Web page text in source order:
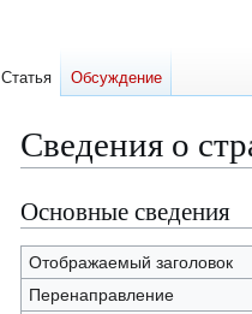
Сведения о
Перейти
к
навигации
Перейти
к
поиску
Основные сведения
Отображаемый заголовок
Перенаправление
Статья Обсуждение